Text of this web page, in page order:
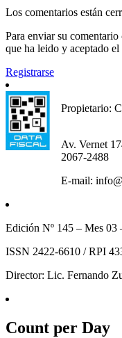
Los comentarios están
Para enviar su comentario
que ha leido y aceptado
Registrarse
Propietario:
Av. Vernet
2067-2488
E-mail:
Edición Nº 145 – Mes
ISSN 2422-6610 / RPI
Director: Lic. Fernando
Count per Day